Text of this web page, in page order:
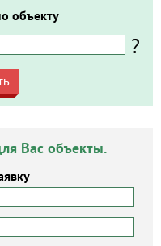
объекту
?
Вас объекты.